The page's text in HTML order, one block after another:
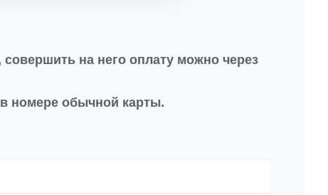
на него оплату можно через
номере обычной карты.